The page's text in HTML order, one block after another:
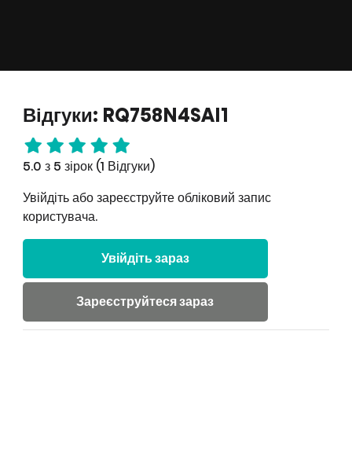
Відгуки: RQ758N4SAI1
5.0 з 5 зірок (1 Відгуки)
Увійдіть або зареєструйте обліковий запис
користувача.
Увійдіть зараз
Зареєструйтеся зараз